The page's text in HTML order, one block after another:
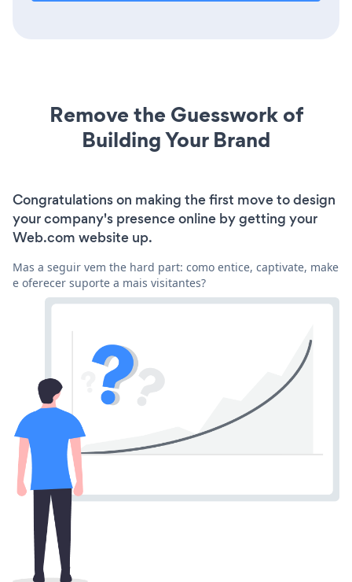
Remove the Guesswork of
Building Your Brand
Congratulations on making the first move to design
your company's presence online by getting your
Web.com website up.
Mas a seguir vem the hard part: como entice, captivate, make
e oferecer suporte a mais visitantes?